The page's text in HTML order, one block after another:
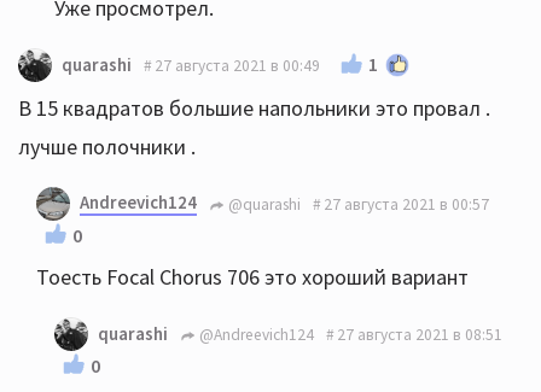
Уже просмотрел.
quarashi 27 августа 2021 в 00:49 1
В 15 квадратов большие напольники это провал .
лучше полочники .
Andreevich124 @quarashi 27 августа 2021 в 00:57
0
Тоесть Focal Chorus 706 это хороший вариант
quarashi @Andreevich124 27 августа 2021 в 08:51
0